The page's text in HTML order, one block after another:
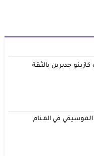
جديرين بالثقة
في المنام